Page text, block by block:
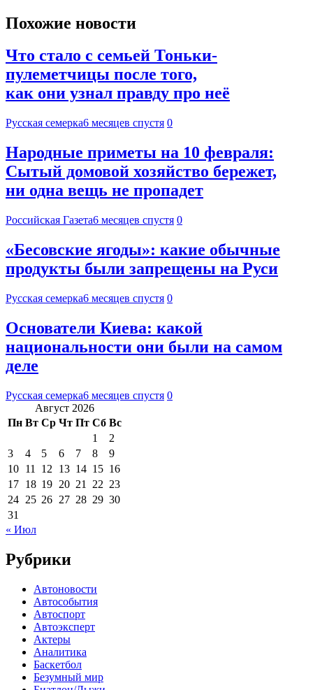
Похожие новости
Что стало с семьей Тоньки-
пулеметчицы после того,
как они узнал правду про неё
Русская семерка6 месяцев спустя 0
Народные приметы на 10 февраля:
Сытый домовой хозяйство бережет,
ни одна вещь не пропадет
Российская Газета6 месяцев спустя 0
«Бесовские ягоды»: какие обычные
продукты были запрещены на Руси
Русская семерка6 месяцев спустя 0
Основатели Киева: какой
национальности они были на самом
деле
Русская семерка6 месяцев спустя 0
Август 2026
Пн Вт Ср Чт Пт Сб Вс
1
2
3
4 5 6 7 8
9
10 11 12 13 14 15 16
17 18 19 20 21 22 23
24 25 26 27 28 29 30
31
« Июл
Рубрики
Автоновости
Автособытия
Автоспорт
Автоэксперт
Актеры
Аналитика
Баскетбол
Безумный мир